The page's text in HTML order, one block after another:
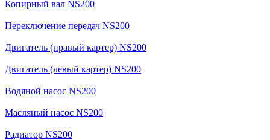
Копирный вал NS200
Переключение передач NS200
Двигатель (правый картер) NS200
Двигатель (левый картер) NS200
Водяной насос NS200
Масляный насос NS200
Радиатор NS200